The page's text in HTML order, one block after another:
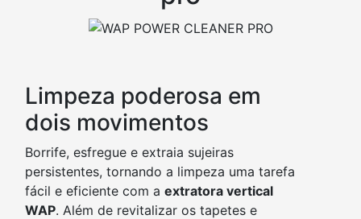
Limpeza poderosa em
dois movimentos
Borrife, esfregue e extraia sujeiras
persistentes, tornando a limpeza uma tarefa
fácil e eficiente com a extratora vertical
WAP. Além de revitalizar os tapetes e